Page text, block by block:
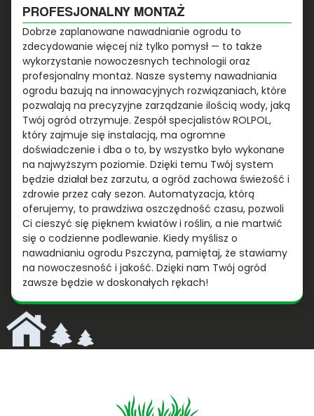
PROFESJONALNY MONTAŻ
Dobrze zaplanowane nawadnianie ogrodu to
zdecydowanie więcej niż tylko pomysł — to także
wykorzystanie nowoczesnych technologii oraz
profesjonalny montaż. Nasze systemy nawadniania
ogrodu bazują na innowacyjnych rozwiązaniach, które
pozwalają na precyzyjne zarządzanie ilością wody, jaką
Twój ogród otrzymuje. Zespół specjalistów ROLPOL,
który zajmuje się instalacją, ma ogromne
doświadczenie i dba o to, by wszystko było wykonane
na najwyższym poziomie. Dzięki temu Twój system
będzie działał bez zarzutu, a ogród zachowa świeżość i
zdrowie przez cały sezon. Automatyzacja, którą
oferujemy, to prawdziwa oszczędność czasu, pozwoli
Ci cieszyć się pięknem kwiatów i roślin, a nie martwić
się o codzienne podlewanie. Kiedy myślisz o
nawadnianiu ogrodu Pszczyna, pamiętaj, że stawiamy
na nowoczesność i jakość. Dzięki nam Twój ogród
zawsze będzie w doskonałych rękach!